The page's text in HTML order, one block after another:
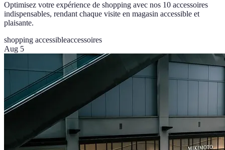
Optimisez votre expérience de shopping avec nos 10 accessoires
indispensables, rendant chaque visite en magasin accessible et
plaisante.
shopping accessibleaccessoires
Aug 5